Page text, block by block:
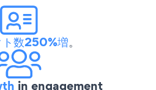
ト数250%増。
in engagement